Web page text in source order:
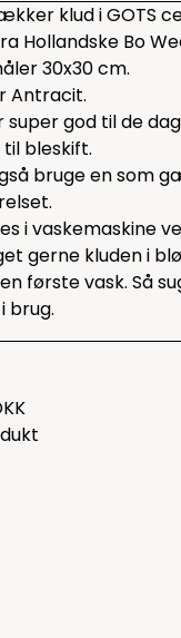
klud i GOTS
Hollandske Bo
30x30 cm.
Antracit.
super god til de
bleskift.
bruge en som
i vaskemaskine
gerne kluden i
første vask. Så
brug.